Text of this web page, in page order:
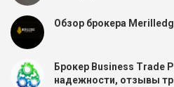
Обзор брокера
Брокер Business Trade
надежности, отзывы